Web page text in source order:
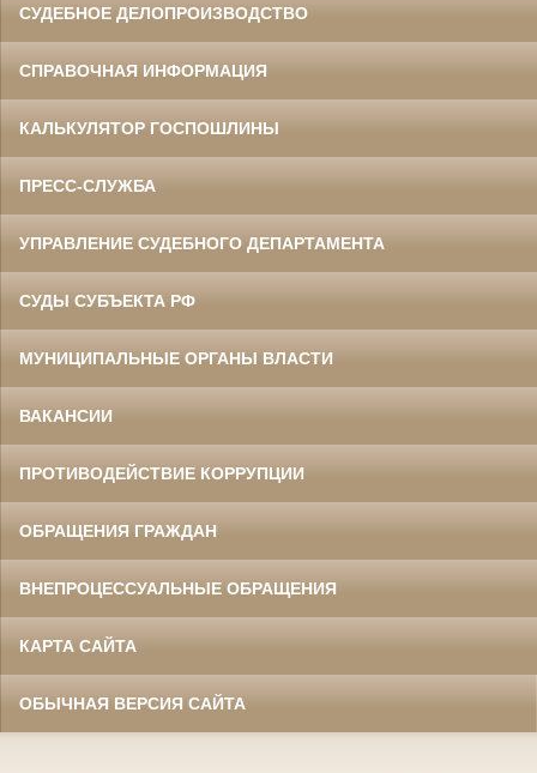
СУДЕБНОЕ ДЕЛОПРОИЗВОДСТВО
СПРАВОЧНАЯ ИНФОРМАЦИЯ
КАЛЬКУЛЯТОР ГОСПОШЛИНЫ
ПРЕСС-СЛУЖБА
УПРАВЛЕНИЕ СУДЕБНОГО ДЕПАРТАМЕНТА
СУДЫ СУБЪЕКТА РФ
МУНИЦИПАЛЬНЫЕ ОРГАНЫ ВЛАСТИ
ВАКАНСИИ
ПРОТИВОДЕЙСТВИЕ КОРРУПЦИИ
ОБРАЩЕНИЯ ГРАЖДАН
ВНЕПРОЦЕССУАЛЬНЫЕ ОБРАЩЕНИЯ
КАРТА САЙТА
ОБЫЧНАЯ ВЕРСИЯ САЙТА